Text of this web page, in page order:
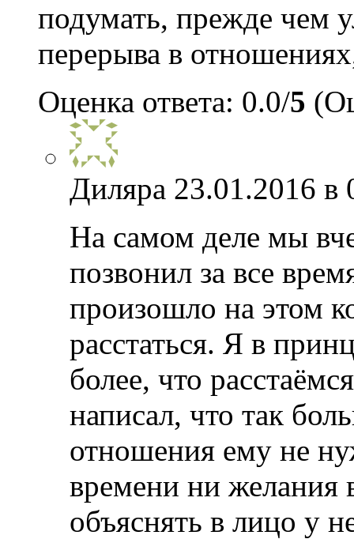
подумать, прежде чем
перерыва в
Оценка ответа: 0.0/5
Диляра 23.01.2016 в
На самом деле мы
позвонил за все
произошло на этом
расстаться. Я в
более, что
написал, что так
отношения ему не
времени ни желания
объяснять в лицо у